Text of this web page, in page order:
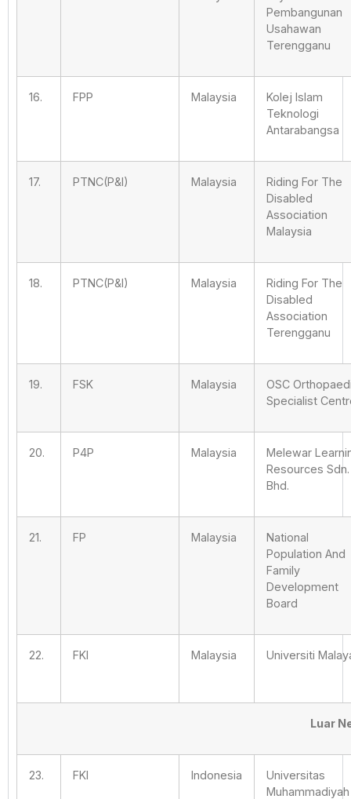
Pembangunan
Usahawan
Terengganu
16. FPP Malaysia
Kolej Islam
Teknologi
Antarabangsa
17. PTNC(P&I) Malaysia
Riding For The
Disabled
Association
Malaysia
18. PTNC(P&I) Malaysia
Riding For The
Disabled
Association
Terengganu
19. FSK Malaysia
OSC
Specialist
20. P4P Malaysia
Melewar
Resources Sdn.
Bhd.
21. FP Malaysia
National
Population And
Family
Development
Board
22. FKI Malaysia Universiti
Luar
23. FKI Indonesia
Universitas
Muhammadiyah